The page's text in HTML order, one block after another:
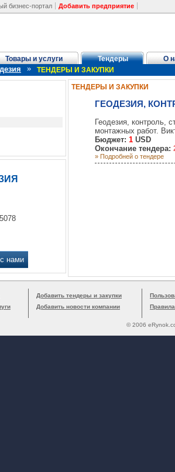
бизнес-портал Добавить предприятие
Товары и услуги Тендеры О
» ТЕНДЕРЫ И ЗАКУПКИ
нами
ТЕНДЕРЫ И ЗАКУПКИ
ГЕОДЕЗИЯ,
Геодезия, контроль,
монтажных работ.
Бюджет: 1 USD
Окончание тендера:
» Подробней о тендере
Добавить тендеры и закупки
Добавить новости компании
© 2006